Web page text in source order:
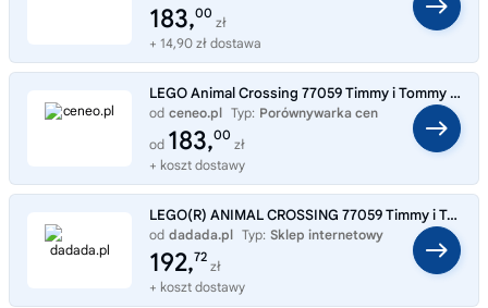
183,00
zł
+ 14,90 zł dostawa
LEGO Animal Crossing 77059 Timmy i Tommy na spacerze
od ceneo.pl Typ: Porównywarka cen
od 183,00
zł
+ koszt dostawy
LEGO(R) ANIMAL CROSSING 77059 Timmy i Tommy na spacerze
od dadada.pl Typ: Sklep internetowy
192,72
zł
+ koszt dostawy